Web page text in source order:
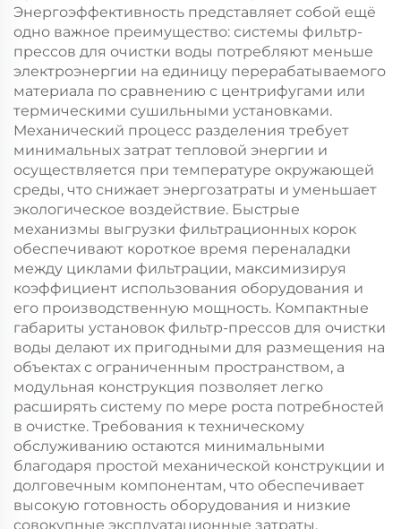
Энергоэффективность представляет собой ещё
одно важное преимущество: системы фильтр-
прессов для очистки воды потребляют меньше
электроэнергии на единицу перерабатываемого
материала по сравнению с центрифугами или
термическими сушильными установками.
Механический процесс разделения требует
минимальных затрат тепловой энергии и
осуществляется при температуре окружающей
среды, что снижает энергозатраты и уменьшает
экологическое воздействие. Быстрые
механизмы выгрузки фильтрационных корок
обеспечивают короткое время переналадки
между циклами фильтрации, максимизируя
коэффициент использования оборудования и
его производственную мощность. Компактные
габариты установок фильтр-прессов для очистки
воды делают их пригодными для размещения на
объектах с ограниченным пространством, а
модульная конструкция позволяет легко
расширять систему по мере роста потребностей
в очистке. Требования к техническому
обслуживанию остаются минимальными
благодаря простой механической конструкции и
долговечным компонентам, что обеспечивает
высокую готовность оборудования и низкие
совокупные эксплуатационные затраты,